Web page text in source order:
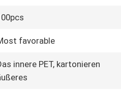
favorable
innere PET, kartonieren